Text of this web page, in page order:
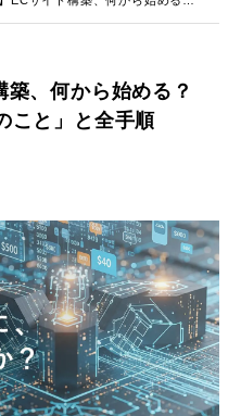
築、何から始める？
こと」と全手順